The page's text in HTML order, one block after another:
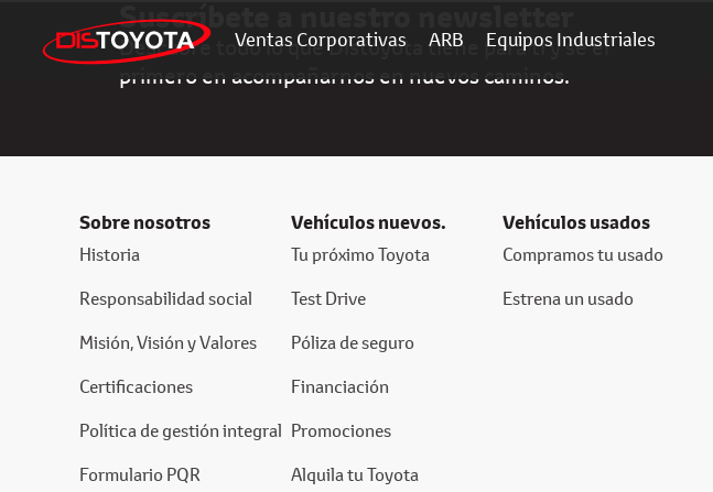
Ventas Corporativas ARB Equipos Industriales
Suscríbete a nuestro newsletter
Descubre todo lo que Distoyota tiene para ti y sé el
primero en acompañarnos en nuevos caminos.
Sobre nosotros
Historia
Responsabilidad social
Misión, Visión y Valores
Certificaciones
Política de gestión integral
Formulario PQR
Vehículos nuevos.
Tu próximo Toyota
Test Drive
Póliza de seguro
Financiación
Promociones
Alquila tu Toyota
Vehículos usados
Compramos tu usado
Estrena un usado